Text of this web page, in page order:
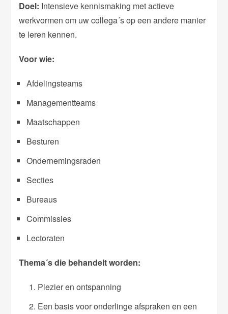
Doel: Intensieve kennismaking met actieve
werkvormen om uw collega´s op een andere manier
te leren kennen.
Voor wie:
Afdelingsteams
Managementteams
Maatschappen
Besturen
Ondernemingsraden
Secties
Bureaus
Commissies
Lectoraten
Thema´s die behandelt worden:
Plezier en ontspanning
Een basis voor onderlinge afspraken en een